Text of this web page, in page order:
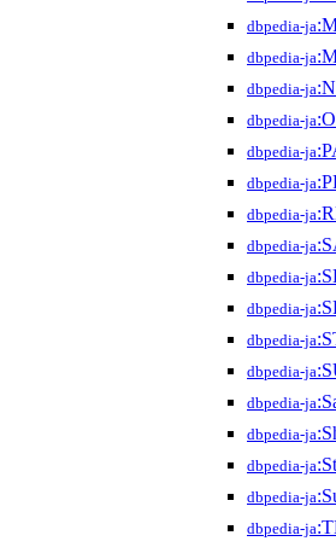
dbpedia-ja
dbpedia-ja
dbpedia-ja
dbpedia-ja
dbpedia-ja
dbpedia-ja
dbpedia-ja
dbpedia-ja
dbpedia-ja
dbpedia-ja
dbpedia-ja
dbpedia-ja
dbpedia-ja
dbpedia-ja
dbpedia-ja
dbpedia-ja
dbpedia-ja